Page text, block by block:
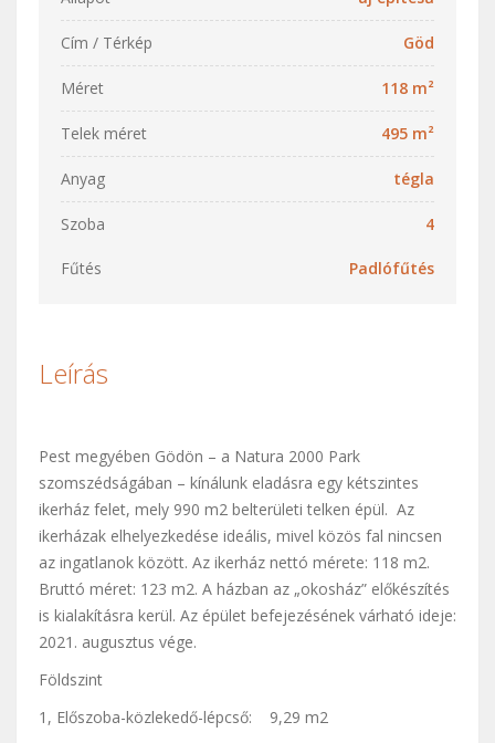
Cím / Térkép Göd
Méret 118 m²
Telek méret 495 m²
Anyag tégla
Szoba 4
Fűtés Padlófűtés
Leírás
Pest megyében Gödön – a Natura 2000 Park
szomszédságában – kínálunk eladásra egy kétszintes
ikerház felet, mely 990 m2 belterületi telken épül. Az
ikerházak elhelyezkedése ideális, mivel közös fal nincsen
az ingatlanok között. Az ikerház nettó mérete: 118 m2.
Bruttó méret: 123 m2. A házban az „okosház” előkészítés
is kialakításra kerül. Az épület befejezésének várható ideje:
2021. augusztus vége.
Földszint
1, Előszoba-közlekedő-lépcső: 9,29 m2